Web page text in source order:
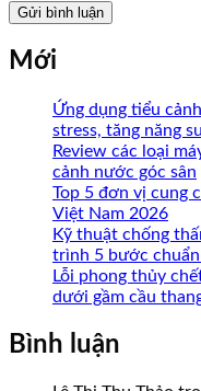
Mới
Ứng dụng tiểu
stress, tăng năng
Review các loại
cảnh nước góc sân
Top 5 đơn vị cung
Việt Nam 2026
Kỹ thuật chống
trình 5 bước chuẩn
Lỗi phong thủy
dưới gầm cầu
Bình luận